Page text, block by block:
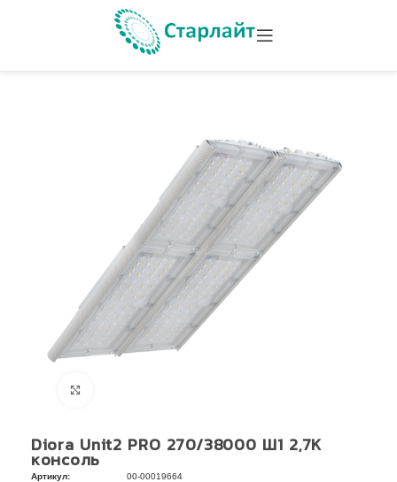
Diora Unit2 PRO 270/38000 Ш1 2,7К
консоль
Артикул: 00-00019664